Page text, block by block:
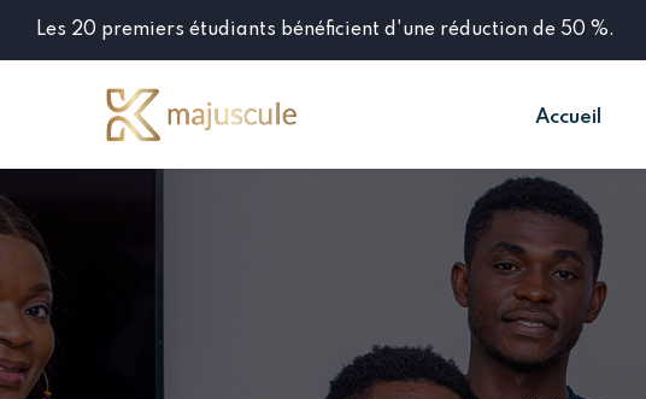
Les 20 premiers étudiants bénéficient d'une réduction de 50 %.
Accueil